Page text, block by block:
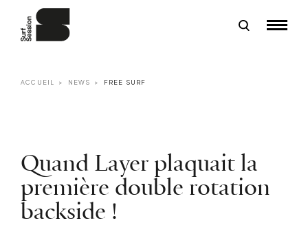
ACCUEIL NEWS FREE SURF
Quand Layer plaquait la
première double rotation
backside !